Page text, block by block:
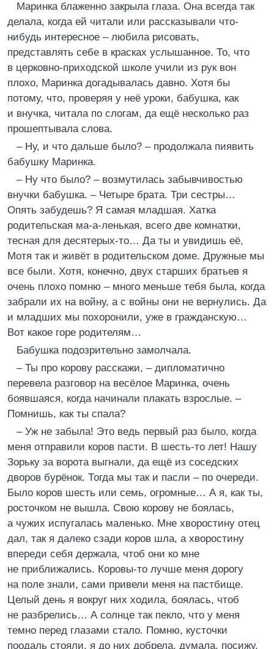
Маринка блаженно закрыла глаза. Она всегда так
делала, когда ей читали или рассказывали что-
нибудь интересное – любила рисовать,
представлять себе в красках услышанное. То, что
в церковно-приходской школе учили из рук вон
плохо, Маринка догадывалась давно. Хотя бы
потому, что, проверяя у неё уроки, бабушка, как
и внучка, читала по слогам, да ещё несколько раз
прошептывала слова.
– Ну, и что дальше было? – продолжала пиявить
бабушку Маринка.
– Ну что было? – возмутилась забывчивостью
внучки бабушка. – Четыре брата. Три сестры…
Опять забудешь? Я самая младшая. Хатка
родительская ма-а-ленькая, всего две комнатки,
тесная для десятерых-то… Да ты и увидишь её,
Мотя так и живёт в родительском доме. Дружные мы
все были. Хотя, конечно, двух старших братьев я
очень плохо помню – много меньше тебя была, когда
забрали их на войну, а с войны они не вернулись. Да
и младших мы похоронили, уже в гражданскую…
Вот какое горе родителям…
Бабушка подозрительно замолчала.
– Ты про корову расскажи, – дипломатично
перевела разговор на весёлое Маринка, очень
боявшаяся, когда начинали плакать взрослые. –
Помнишь, как ты спала?
– Уж не забыла! Это ведь первый раз было, когда
меня отправили коров пасти. В шесть-то лет! Нашу
Зорьку за ворота выгнали, да ещё из соседских
дворов бурёнок. Тогда мы так и пасли – по очереди.
Было коров шесть или семь, огромные… А я, как ты,
росточком не вышла. Свою корову не боялась,
а чужих испугалась маленько. Мне хворостину отец
дал, так я далеко сзади коров шла, а хворостину
впереди себя держала, чтоб они ко мне
не приближались. Коровы-то лучше меня дорогу
на поле знали, сами привели меня на пастбище.
Целый день я вокруг них ходила, боялась, чтоб
не разбрелись… А солнце так пекло, что у меня
темно перед глазами стало. Помню, кусточки
поодаль стояли, я до них добрела, думала, посижу,